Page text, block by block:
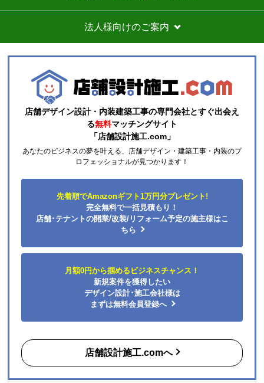
法人様向けのご案内
店舗デザイン設計・内装建築工事の専門会社とすぐ出会え
る無料マッチングサイト
「店舗設計施工.com」
あなたのビジネスの夢を叶える、店舗デザイン・建築工事・内装のプ
ロフェッショナルが見つかります！
先着順でAmazonギフト1万円分プレゼント!
完全無料で一括見積もり！
店舗･テナントの開業/改装/リフォーム予定の施主様はこ
ちら
月額0円から掴めるビジネスチャンス！
新規案件を獲得したい
デザイン設計･施工会社様は
まずは無料会員登録へ
店舗設計施工.comへ